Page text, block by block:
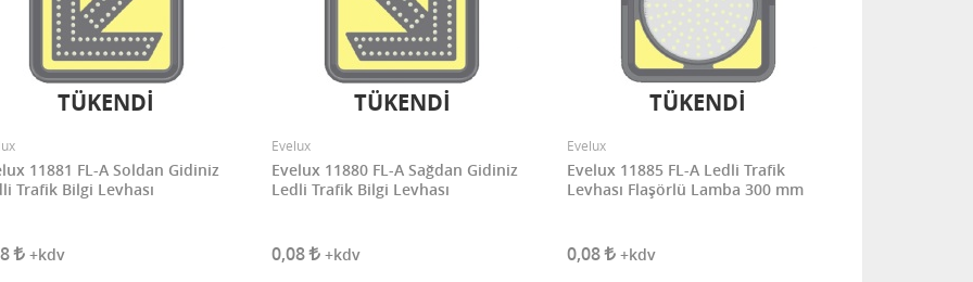
11881 FL-A Soldan Gidiniz
Trafik Bilgi Levhası
+kdv
TÜKENDİ
Evelux
Evelux 11880 FL-A Sağdan Gidiniz
Ledli Trafik Bilgi Levhası
0,08 +kdv
TÜKENDİ
Evelux
Evelux 11885 FL-A Ledli Trafik
Levhası Flaşörlü Lamba 300 mm
0,08 +kdv
TÜKENDİ